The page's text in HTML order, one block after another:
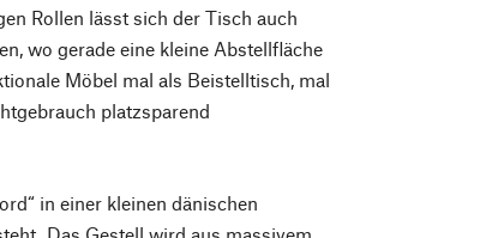
Rollen lässt sich der Tisch auch
wo gerade eine kleine Abstellfläche
Möbel mal als Beistelltisch, mal
platzsparend
in einer kleinen dänischen